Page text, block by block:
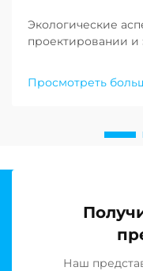
Экологические
проектировании и
мере того как
ставить под
Просмотреть
Наш